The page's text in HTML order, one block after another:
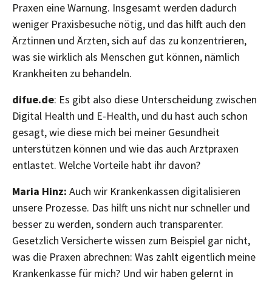
Praxen eine Warnung. Insgesamt werden dadurch
weniger Praxisbesuche nötig, und das hilft auch den
Ärztinnen und Ärzten, sich auf das zu konzentrieren,
was sie wirklich als Menschen gut können, nämlich
Krankheiten zu behandeln.
difue.de: Es gibt also diese Unterscheidung zwischen
Digital Health und E-Health, und du hast auch schon
gesagt, wie diese mich bei meiner Gesundheit
unterstützen können und wie das auch Arztpraxen
entlastet. Welche Vorteile habt ihr davon?
Maria Hinz: Auch wir Krankenkassen digitalisieren
unsere Prozesse. Das hilft uns nicht nur schneller und
besser zu werden, sondern auch transparenter.
Gesetzlich Versicherte wissen zum Beispiel gar nicht,
was die Praxen abrechnen: Was zahlt eigentlich meine
Krankenkasse für mich? Und wir haben gelernt in